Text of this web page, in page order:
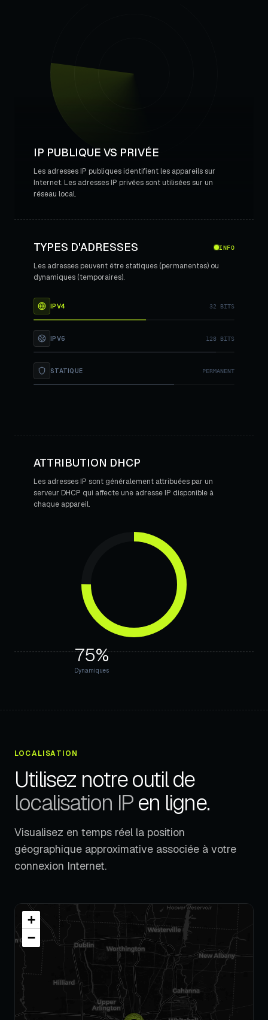
IP PUBLIQUE VS PRIVÉE
Les adresses IP publiques identifient les appareils sur
Internet. Les adresses IP privées sont utilisées sur un
réseau local.
TYPES D'ADRESSES INFO
Les adresses peuvent être statiques (permanentes) ou
dynamiques (temporaires).
IPV4 32 BITS
IPV6 128 BITS
STATIQUE PERMANENT
ATTRIBUTION DHCP
Les adresses IP sont généralement attribuées par un
serveur DHCP qui affecte une adresse IP disponible à
chaque appareil.
75%
Dynamiques
LOCALISATION
Utilisez notre outil de
localisation IPen ligne.
Visualisez en temps réel la position
géographique approximative associée à votre
connexion Internet.
+
−